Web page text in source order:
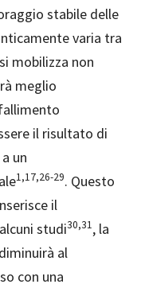
stabile delle
varia tra
mobilizza non
meglio
il risultato di
un
1,17,26-29. Questo
il
studi30,31, la
al
con una